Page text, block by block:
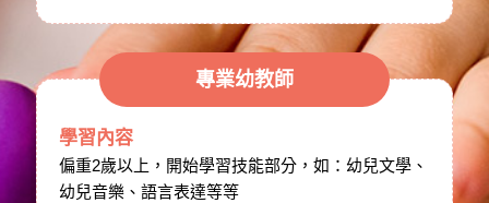
專業幼教師
學習內容
偏重2歲以上，開始學習技能部分，如：幼兒文學、
幼兒音樂、語言表達等等